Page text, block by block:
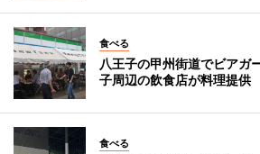
食べる
八王子の甲州街道でビア
子周辺の飲食店が料理提供
食べる